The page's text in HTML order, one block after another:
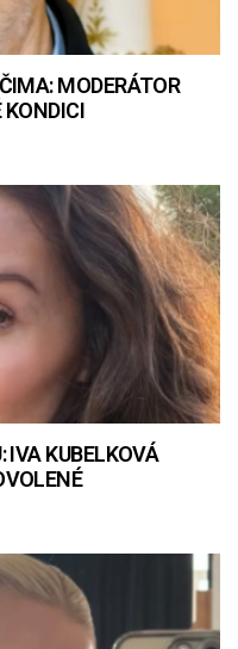
MODERÁTOR
KONDICI
IVA KUBELKOVÁ